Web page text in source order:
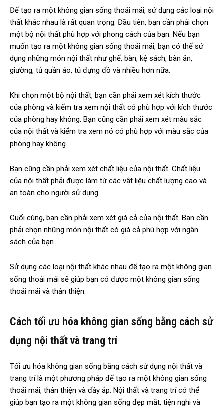
Để tạo ra một không gian sống thoải mái, sử dụng các loại nội
thất khác nhau là rất quan trọng. Đầu tiên, bạn cần phải chọn
một bộ nội thất phù hợp với phong cách của bạn. Nếu bạn
muốn tạo ra một không gian sống thoải mái, bạn có thể sử
dụng những món nội thất như ghế, bàn, kệ sách, bàn ăn,
giường, tủ quần áo, tủ đựng đồ và nhiều hơn nữa.
Khi chọn một bộ nội thất, bạn cần phải xem xét kích thước
của phòng và kiểm tra xem nội thất có phù hợp với kích thước
của phòng hay không. Bạn cũng cần phải xem xét màu sắc
của nội thất và kiểm tra xem nó có phù hợp với màu sắc của
phòng hay không.
Bạn cũng cần phải xem xét chất liệu của nội thất. Chất liệu
của nội thất phải được làm từ các vật liệu chất lượng cao và
an toàn cho người sử dụng.
Cuối cùng, bạn cần phải xem xét giá cả của nội thất. Bạn cần
phải chọn những món nội thất có giá cả phù hợp với ngân
sách của bạn.
Sử dụng các loại nội thất khác nhau để tạo ra một không gian
sống thoải mái sẽ giúp bạn có được một không gian sống
thoải mái và thân thiện.
Cách tối ưu hóa không gian sống bằng cách sử
dụng nội thất và trang trí
Tối ưu hóa không gian sống bằng cách sử dụng nội thất và
trang trí là một phương pháp để tạo ra một không gian sống
thoải mái, thân thiện và đầy ắp. Nội thất và trang trí có thể
giúp bạn tạo ra một không gian sống đẹp mắt, tiện nghi và